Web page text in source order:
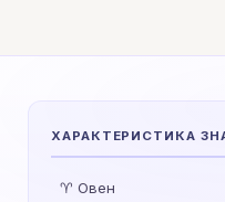
ХАРАКТЕРИСТИКА
♈ Овен